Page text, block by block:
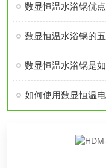
数显恒温水浴锅优点
数显恒温水浴锅的
数显恒温水浴锅是
如何使用数显恒温